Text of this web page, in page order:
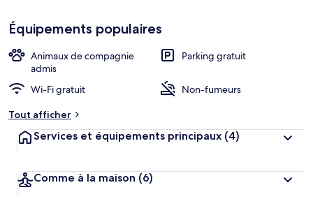
Équipements populaires
Animaux de compagnie
admis
Parking gratuit
Wi-Fi gratuit
Non-fumeurs
Tout afficher
Services et équipements principaux (4)
Comme à la maison (6)